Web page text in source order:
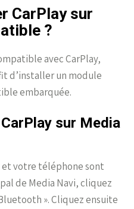
CarPlay sur
?
avec CarPlay,
d’installer un module
embarquée.
sur Media
et votre téléphone sont
de Media Navi, cliquez
». Cliquez ensuite